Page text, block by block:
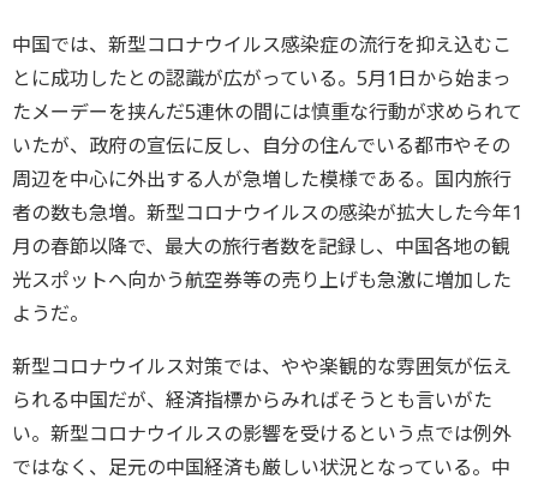
中国では、新型コロナウイルス感染症の流行を抑え込むこ
とに成功したとの認識が広がっている。5月1日から始まっ
たメーデーを挟んだ5連休の間には慎重な行動が求められて
いたが、政府の宣伝に反し、自分の住んでいる都市やその
周辺を中心に外出する人が急増した模様である。国内旅行
者の数も急増。新型コロナウイルスの感染が拡大した今年1
月の春節以降で、最大の旅行者数を記録し、中国各地の観
光スポットへ向かう航空券等の売り上げも急激に増加した
ようだ。
新型コロナウイルス対策では、やや楽観的な雰囲気が伝え
られる中国だが、経済指標からみればそうとも言いがた
い。新型コロナウイルスの影響を受けるという点では例外
ではなく、足元の中国経済も厳しい状況となっている。中